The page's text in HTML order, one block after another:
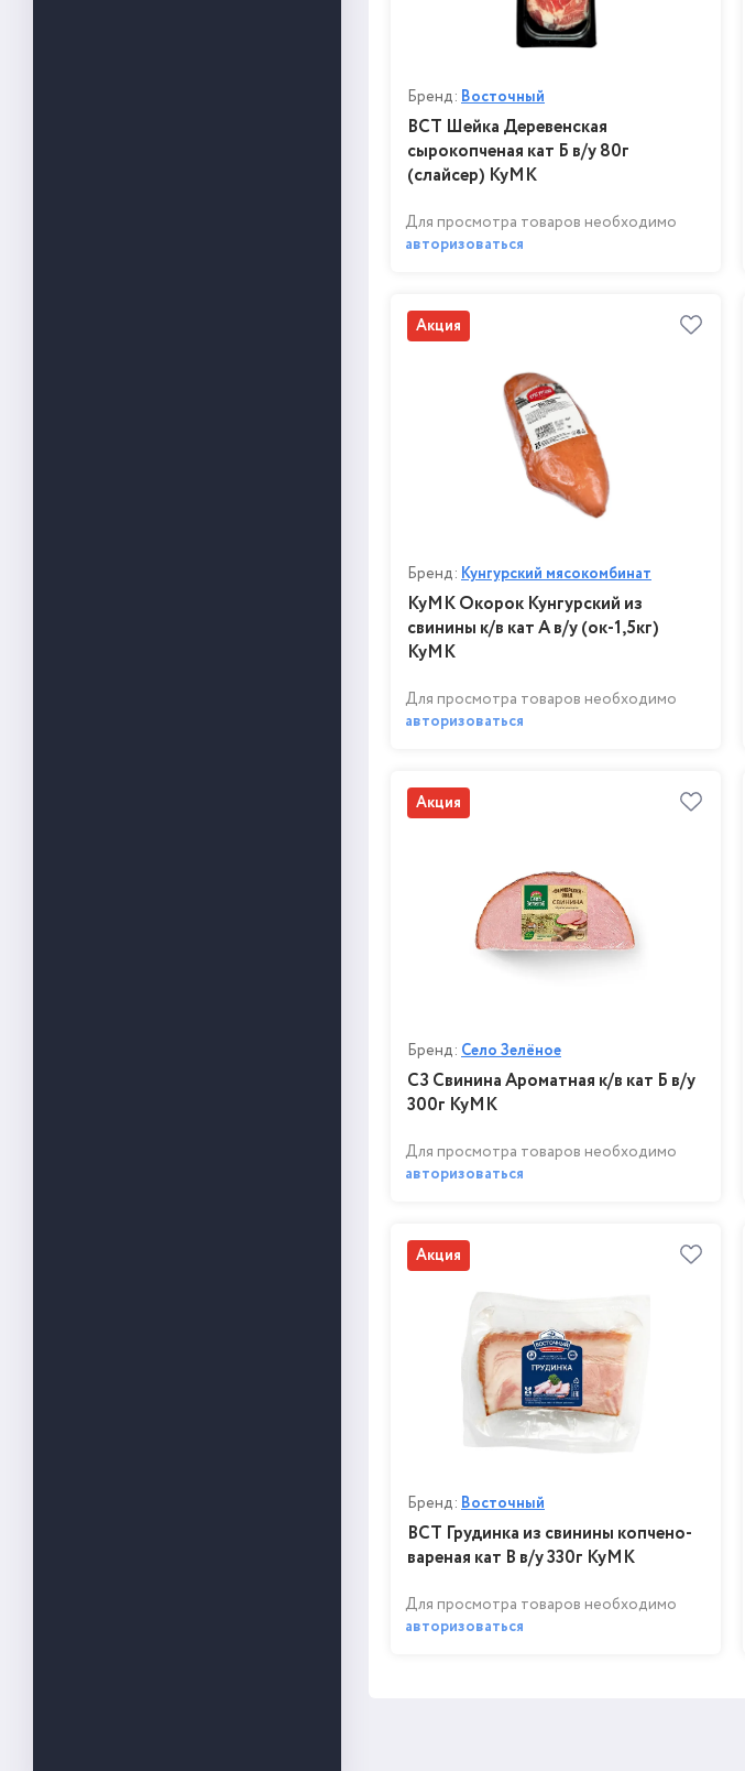
Бренд: Восточный
ВСТ Шейка Деревенская
сырокопченая кат Б в/у 80г
(слайсер) КуМК
Для просмотра товаров необходимо
авторизоваться
Акция
Бренд: Кунгурский мясокомбинат
КуМК Окорок Кунгурский из
свинины к/в кат А в/у (ок-1,5кг)
КуМК
Для просмотра товаров необходимо
авторизоваться
Акция
Бренд: Село Зелёное
СЗ Свинина Ароматная к/в кат Б в/у
300г КуМК
Для просмотра товаров необходимо
авторизоваться
Акция
Бренд: Восточный
ВСТ Грудинка из свинины копчено-
вареная кат В в/у 330г КуМК
Для просмотра товаров необходимо
авторизоваться